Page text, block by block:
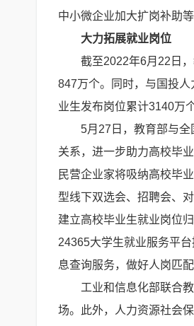
中小微企业加大扩岗补助
大力拓展就业岗位
截至2022年6月22日
847万个。同时，与国投
业生发布岗位累计3140万
5月27日，教育部与全
关系，进一步助力高校毕
民营企业家将吸纳高校毕
型线下双选会、招聘会、
建立高校毕业生就业岗位
24365大学生就业服务平
息查询服务，做好人岗匹
工业和信息化部联合
场。此外，人力资源社会